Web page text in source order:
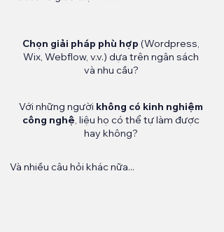
Chọn giải pháp phù hợp (Wordpress,
Wix, Webflow, v.v.) dựa trên ngân sách
và nhu cầu?
Với những người không có kinh nghiệm
công nghệ, liệu họ có thể tự làm được
hay không?
Và nhiều câu hỏi khác nữa...